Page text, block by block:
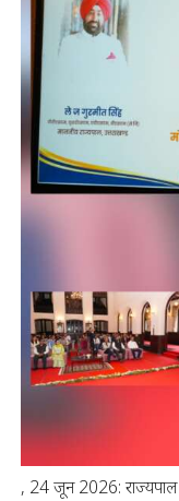
, 24 जून 2026: